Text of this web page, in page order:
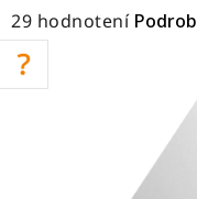
Priemerné
hodnotenie
produktu
29 hodnotení